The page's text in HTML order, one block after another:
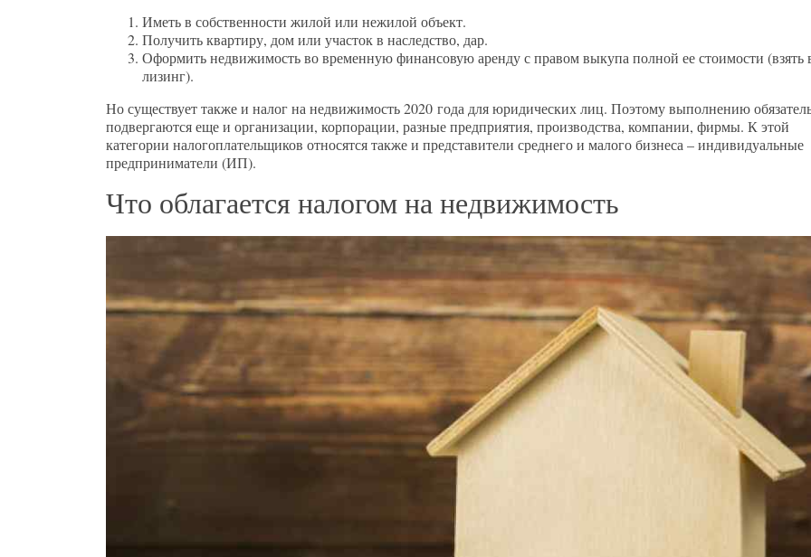
Иметь в собственности жилой или нежилой объект.
Получить квартиру, дом или участок в наследство, дар.
Оформить недвижимость во временную финансовую аренду с правом выкупа полной ее стоимости (взять
лизинг).
Но существует также и налог на недвижимость 2020 года для юридических лиц. Поэтому выполнению
подвергаются еще и организации, корпорации, разные предприятия, производства, компании, фирмы. К этой
категории налогоплательщиков относятся также и представители среднего и малого бизнеса – индивидуальные
предприниматели (ИП).
Что облагается налогом на недвижимость